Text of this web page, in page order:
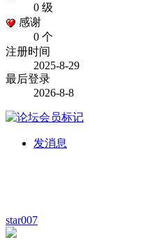
0 级
感谢
0 个
注册时间
2025-8-29
最后登录
2026-8-8
发消息
star007